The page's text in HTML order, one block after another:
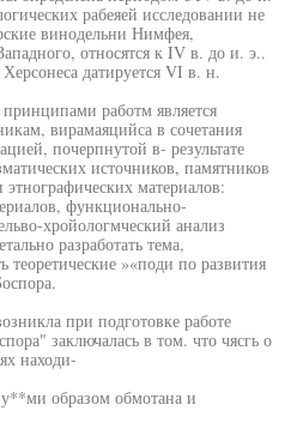
рабеяей исследовании не
винодельни Нимфея,
относятся к IV в. до и. э..
датируется VI в. н.
работм является
вирамаяцийса в сочетания
почерпнутой в- результате
источников, памятников
этнографических материалов:
функционально-
хройологмческий анализ
разработать тема,
»«поди по развития
при подготовке работе
заключалась в том. что чясгь о
находи-
образом обмотана и